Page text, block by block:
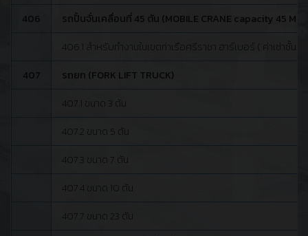
406
รถปั้นจั่นเคลื่อนที่ 45 ตัน (MOBILE CRANE capacity 45 MT.)
406.1 สำหรับทำงานในเขตท่าเรือศรีราชา ฮาร์เบอร์ ( ค่าเช่าชั้นต่
407
รถยก (FORK LIFT TRUCK)
407.1 ขนาด 3 ตัน
407.2 ขนาด 5 ตัน
407.3 ขนาด 7 ตัน
407.4 ขนาด 10 ตัน
407.7 ขนาด 23 ตัน